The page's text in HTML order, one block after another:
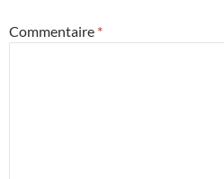
Commentaire *